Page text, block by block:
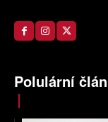
Polulární